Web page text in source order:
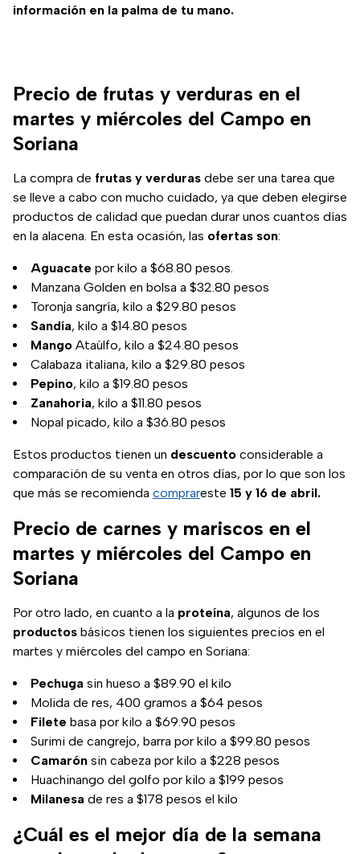
información en la palma de tu mano.
Precio de frutas y verduras en el
martes y miércoles del Campo en
Soriana
La compra de frutas y verduras debe ser una tarea que
se lleve a cabo con mucho cuidado, ya que deben elegirse
productos de calidad que puedan durar unos cuantos días
en la alacena. En esta ocasión, las ofertas son:
Aguacate por kilo a $68.80 pesos.
Manzana Golden en bolsa a $32.80 pesos
Toronja sangría, kilo a $29.80 pesos
Sandía, kilo a $14.80 pesos
Mango Ataúlfo, kilo a $24.80 pesos
Calabaza italiana, kilo a $29.80 pesos
Pepino, kilo a $19.80 pesos
Zanahoria, kilo a $11.80 pesos
Nopal picado, kilo a $36.80 pesos
Estos productos tienen un descuento considerable a
comparación de su venta en otros días, por lo que son los
que más se recomienda comprareste 15 y 16 de abril.
Precio de carnes y mariscos en el
martes y miércoles del Campo en
Soriana
Por otro lado, en cuanto a la proteína, algunos de los
productos básicos tienen los siguientes precios en el
martes y miércoles del campo en Soriana:
Pechuga sin hueso a $89.90 el kilo
Molida de res, 400 gramos a $64 pesos
Filete basa por kilo a $69.90 pesos
Surimi de cangrejo, barra por kilo a $99.80 pesos
Camarón sin cabeza por kilo a $228 pesos
Huachinango del golfo por kilo a $199 pesos
Milanesa de res a $178 pesos el kilo
¿Cuál es el mejor día de la semana